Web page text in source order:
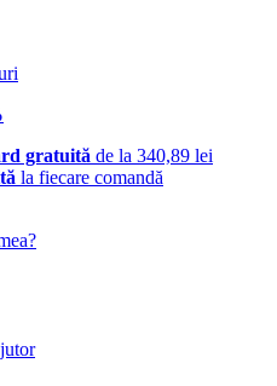
gratuită de la 340,89 lei
la fiecare comandă